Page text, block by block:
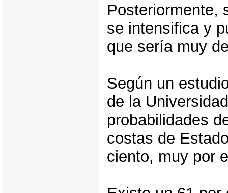
Posteriormente,
se intensifica y
que sería muy
Según un
de la
probabilidades
costas de
ciento, muy por